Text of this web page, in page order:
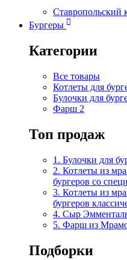
Ставропольский
Бургеры
Категории
Все товары
Котлеты для
Булочки для
Фарш 2
Топ продаж
1. Булочки для
2. Котлеты из
бургеров со
3. Котлеты из
бургеров
4. Сыр
5. Фарш из
Подборки